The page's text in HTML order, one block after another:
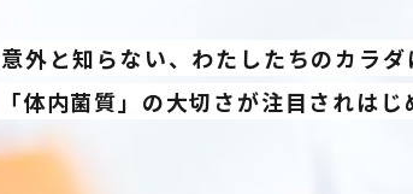
意外と知らない、わたしたちのカラダ
「体内菌質」の大切さが注目されはじ